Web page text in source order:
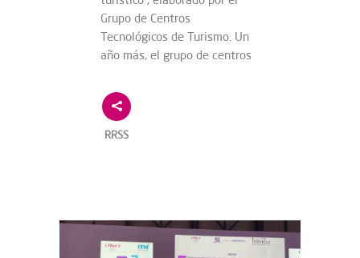
Grupo de Centros
Tecnológicos de Turismo. Un
año más, el grupo de centros
RRSS